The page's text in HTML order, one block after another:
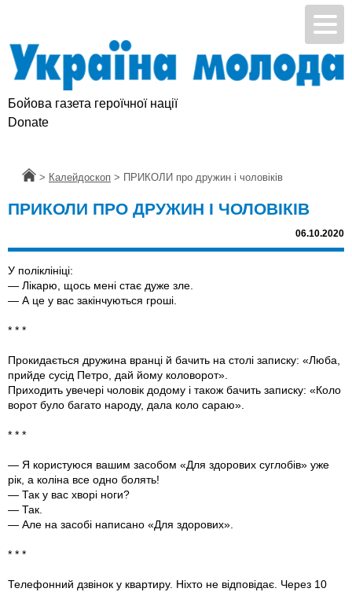
Бойова газета героїчної нації
Donate
Головна
> Калейдоскоп > ПРИКОЛИ про дружин і чоловіків
ПРИКОЛИ ПРО ДРУЖИН І ЧОЛОВІКІВ
06.10.2020
У полiклiнiцi:
— Лiкарю, щось менi стає дуже зле.
— А це у вас закiнчуються грошi.
* * *
Прокидається дружина вранцi й бачить на столi записку: «Люба,
прийде сусiд Петро, дай йому коловорот».
Приходить увечерi чоловiк додому i також бачить записку: «Коло
ворот було багато народу, дала коло сараю».
* * *
— Я користуюся вашим засобом «Для здорових суглобів» уже
рік, а коліна все одно болять!
— Так у вас хворі ноги?
— Так.
— Але на засобі написано «Для здорових».
* * *
Телефонний дзвінок у квартиру. Ніхто не відповідає. Через 10